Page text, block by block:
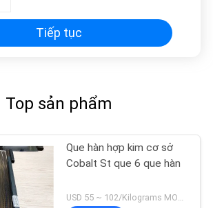
Tiếp tục
Top sản phẩm
Que hàn hợp kim cơ sở
Cobalt St que 6 que hàn
USD 55 ~ 102/Kilograms MOQ:5 kilôgam